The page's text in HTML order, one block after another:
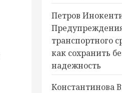
Петров
транспортного
как сохранить
надежность
Константинова